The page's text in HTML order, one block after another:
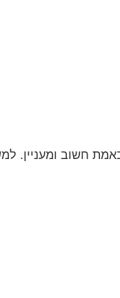
שלי נכנסים ממסדרון